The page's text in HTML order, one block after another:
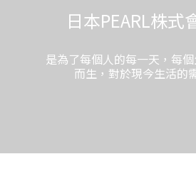
日本PEARL株式
是為了每個人的每一天，每
而生，對於現今生活的